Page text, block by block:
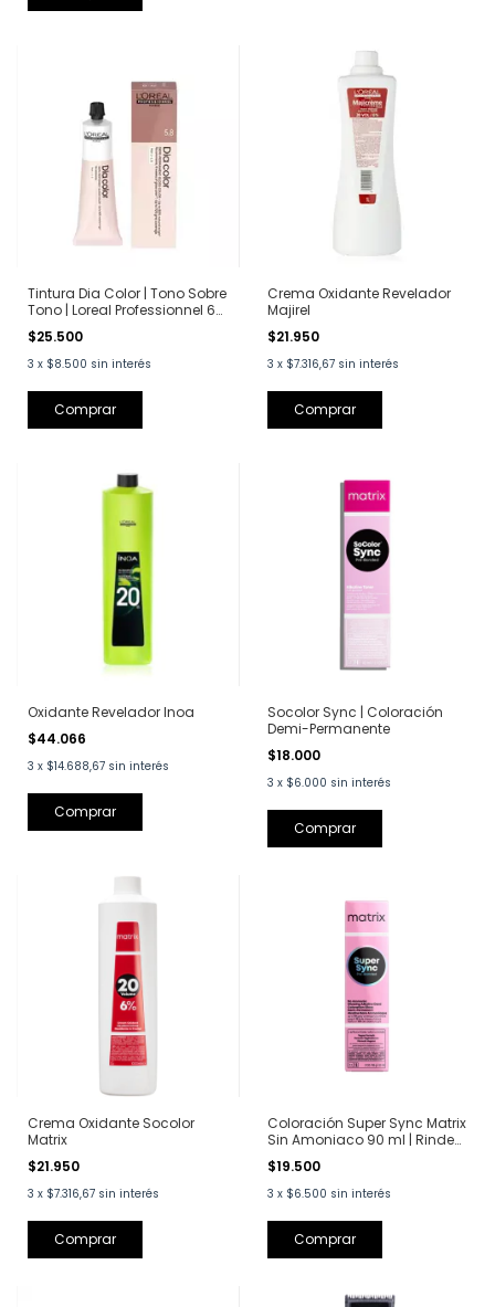
Tintura Dia Color | Tono Sobre
Tono | Loreal Professionnel 60
ml
$25.500
3 x $8.500 sin interés
Crema Oxidante Revelador
Majirel
$21.950
3 x $7.316,67 sin interés
Comprar
Oxidante Revelador Inoa
$44.066
3 x $14.688,67 sin interés
Comprar
Socolor Sync | Coloración
Demi-Permanente
$18.000
3 x $6.000 sin interés
Comprar
Crema Oxidante Socolor
Matrix
$21.950
3 x $7.316,67 sin interés
Comprar
Coloración Super Sync Matrix
Sin Amoniaco 90 ml | Rinde
dos aplicaciones
$19.500
3 x $6.500 sin interés
Comprar